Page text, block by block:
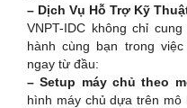
– Dịch Vụ Hỗ Trợ Kỹ
VNPT-IDC không chỉ
hành cùng bạn trong
ngay từ đầu:
– Setup máy chủ theo
hình máy chủ dựa trên mô